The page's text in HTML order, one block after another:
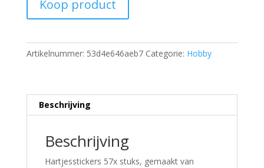
Koop product
Artikelnummer: 53d4e646aeb7 Categorie: Hobby
Beschrijving
Beschrijving
Hartjesstickers 57x stuks, gemaakt van